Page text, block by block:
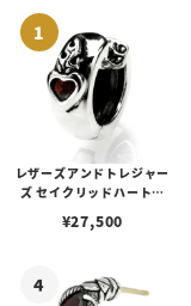
レザーズアンドトレジャー
ズ セイクリッドハートピ
¥27,500